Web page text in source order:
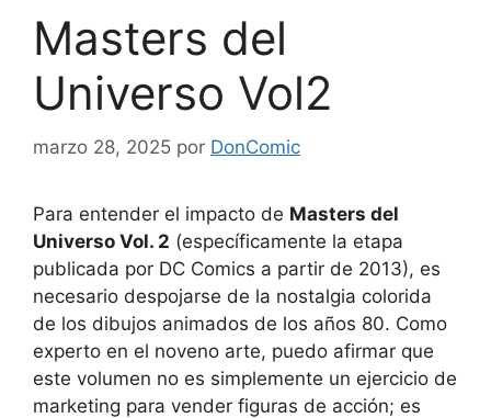
Masters del
Universo Vol2
marzo 28, 2025 por DonComic
Para entender el impacto de Masters del
Universo Vol. 2 (específicamente la etapa
publicada por DC Comics a partir de 2013), es
necesario despojarse de la nostalgia colorida
de los dibujos animados de los años 80. Como
experto en el noveno arte, puedo afirmar que
este volumen no es simplemente un ejercicio de
marketing para vender figuras de acción; es